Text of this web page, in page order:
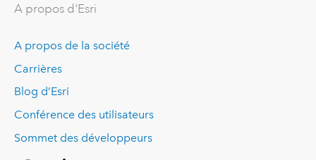
A propos d'Esri
A propos de la société
Carrières
Blog d’Esri
Conférence des utilisateurs
Sommet des développeurs